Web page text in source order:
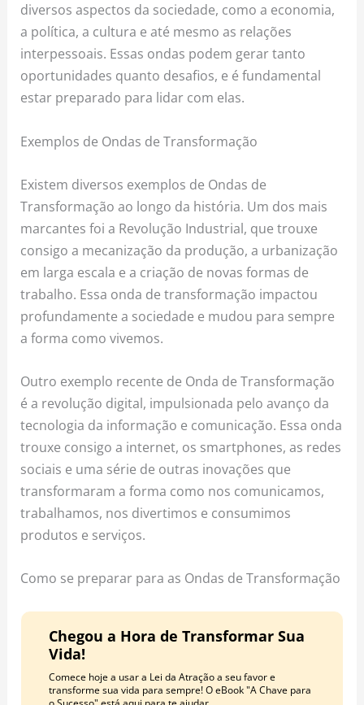
diversos aspectos da sociedade, como a economia,
a política, a cultura e até mesmo as relações
interpessoais. Essas ondas podem gerar tanto
oportunidades quanto desafios, e é fundamental
estar preparado para lidar com elas.
Exemplos de Ondas de Transformação
Existem diversos exemplos de Ondas de
Transformação ao longo da história. Um dos mais
marcantes foi a Revolução Industrial, que trouxe
consigo a mecanização da produção, a urbanização
em larga escala e a criação de novas formas de
trabalho. Essa onda de transformação impactou
profundamente a sociedade e mudou para sempre
a forma como vivemos.
Outro exemplo recente de Onda de Transformação
é a revolução digital, impulsionada pelo avanço da
tecnologia da informação e comunicação. Essa onda
trouxe consigo a internet, os smartphones, as redes
sociais e uma série de outras inovações que
transformaram a forma como nos comunicamos,
trabalhamos, nos divertimos e consumimos
produtos e serviços.
Como se preparar para as Ondas de Transformação
Chegou a Hora de Transformar Sua
Vida!
Comece hoje a usar a Lei da Atração a seu favor e
transforme sua vida para sempre! O eBook "A Chave para